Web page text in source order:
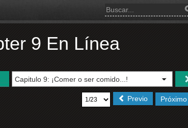
9 En Línea
Próximo
Previo